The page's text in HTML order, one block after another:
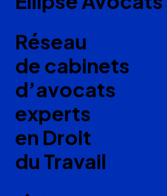
Réseau
de cabinets
d’avocats
experts
en Droit
du Travail